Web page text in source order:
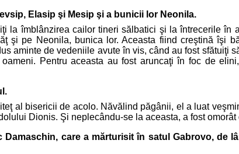
Elasip şi Mesip şi a bunicii lor Neonila.
la îmblânzirea cailor tineri sălbatici şi la întrecerile în
şi pe Neonila, bunica lor. Aceasta fiind creştină îşi
aminte de vedeniile avute în vis, când au fost sfătuiţi
Pentru aceasta au fost aruncaţi în foc de
al bisericii de acolo. Năvălind păgânii, el a luat
Dionis. Şi neplecându-se la aceasta, a fost omorât
care a mărturisit în satul Gabrovo, de